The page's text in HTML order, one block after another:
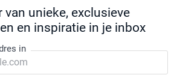
van unieke, exclusieve
en inspiratie in je inbox
in